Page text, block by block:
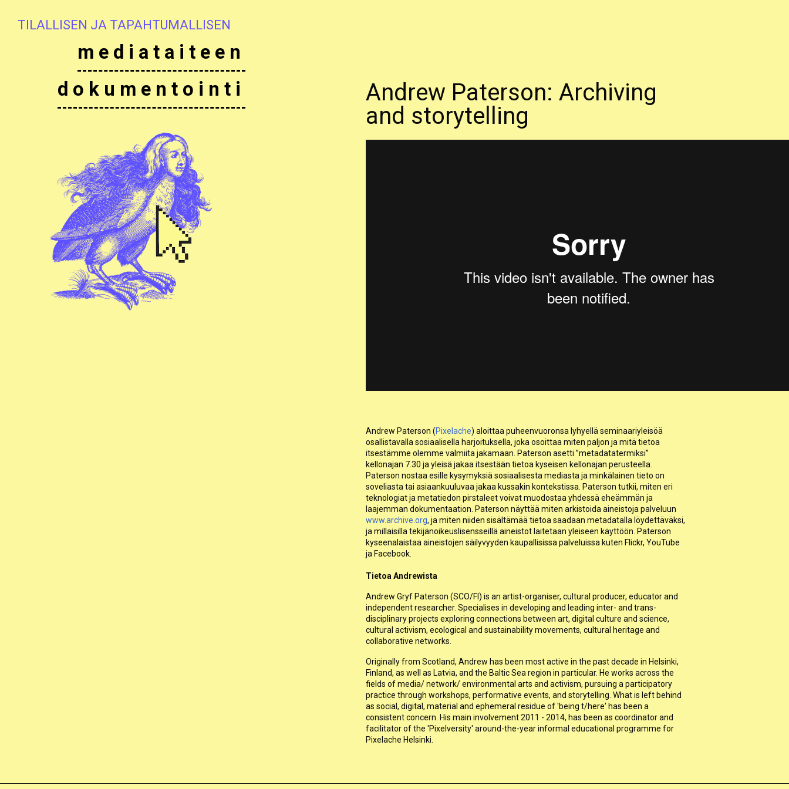
TILALLISEN JA TAPAHTUMALLISEN
mediataiteen
dokumentointi
Andrew Paterson: Archiving
and storytelling
Andrew Paterson (Pixelache) aloittaa puheenvuoronsa lyhyellä seminaariyleisöä
osallistavalla sosiaalisella harjoituksella, joka osoittaa miten paljon ja mitä tietoa
itsestämme olemme valmiita jakamaan. Paterson asetti ”metadatatermiksi”
kellonajan 7.30 ja yleisä jakaa itsestään tietoa kyseisen kellonajan perusteella.
Paterson nostaa esille kysymyksiä sosiaalisesta mediasta ja minkälainen tieto on
soveliasta tai asiaankuuluvaa jakaa kussakin kontekstissa. Paterson tutkii, miten eri
teknologiat ja metatiedon pirstaleet voivat muodostaa yhdessä eheämmän ja
laajemman dokumentaation. Paterson näyttää miten arkistoida aineistoja palveluun
www.archive.org, ja miten niiden sisältämää tietoa saadaan metadatalla löydettäväksi,
ja millaisilla tekijänoikeuslisensseillä aineistot laitetaan yleiseen käyttöön. Paterson
kyseenalaistaa aineistojen säilyvyyden kaupallisissa palveluissa kuten Flickr, YouTube
ja Facebook.
Tietoa Andrewista
Andrew Gryf Paterson (SCO/FI) is an artist-organiser, cultural producer, educator and
independent researcher. Specialises in developing and leading inter- and trans-
disciplinary projects exploring connections between art, digital culture and science,
cultural activism, ecological and sustainability movements, cultural heritage and
collaborative networks.
Originally from Scotland, Andrew has been most active in the past decade in Helsinki,
Finland, as well as Latvia, and the Baltic Sea region in particular. He works across the
fields of media/ network/ environmental arts and activism, pursuing a participatory
practice through workshops, performative events, and storytelling. What is left behind
as social, digital, material and ephemeral residue of 'being t/here' has been a
consistent concern. His main involvement 2011 - 2014, has been as coordinator and
facilitator of the 'Pixelversity' around-the-year informal educational programme for
Pixelache Helsinki.